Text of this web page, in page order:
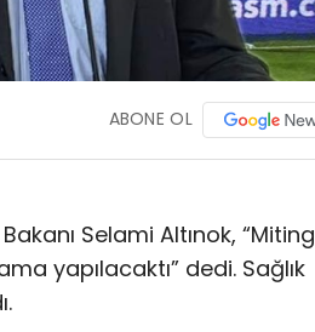
ABONE OL
Selami Altınok, “Miting
yapılacaktı” dedi. Sağlık